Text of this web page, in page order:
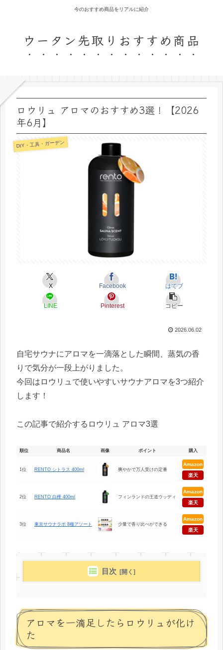
今のおすすめ商品をリアルに紹介
ウータン先取りおすすめ商品
ロウリュ アロマのおすすめ3選！【2026
年6月】
DIY・工具・ガーデン
X Facebook はてブ
LINE Pinterest コピー
2026.06.02
自宅サウナにアロマを一滴落とした瞬間、蒸気の香
りで気分が一段上がりました。
今回はロウリュで使いやすいサウナアロマを3つ紹介
します！
この記事で紹介するロウリュ アロマ3選
順位 商品名 画像 ポイント 購入
1位 RENTO シトラス 400ml 爽やかで万人受けの定番
Amazon
楽天
2位 RENTO 白樺 400ml フィンランドの王道ウッディ
Amazon
楽天
3位 東京サウナラボ 8種アソート 少量で香り比べができる
Amazon
楽天
目次
アロマを一滴足したらロウリュが化け
た